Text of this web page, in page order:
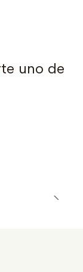
uno de